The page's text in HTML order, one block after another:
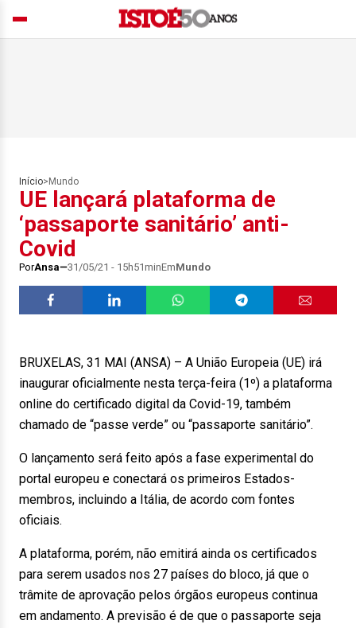
Início> Mundo
UE lançará plataforma de
‘passaporte sanitário’ anti-
Covid
PorAnsa 31/05/21 - 15h51minEmMundo
BRUXELAS, 31 MAI (ANSA) – A União Europeia (UE) irá
inaugurar oficialmente nesta terça-feira (1º) a plataforma
online do certificado digital da Covid-19, também
chamado de “passe verde” ou “passaporte sanitário”.
O lançamento será feito após a fase experimental do
portal europeu e conectará os primeiros Estados-
membros, incluindo a Itália, de acordo com fontes
oficiais.
A plataforma, porém, não emitirá ainda os certificados
para serem usados nos 27 países do bloco, já que o
trâmite de aprovação pelos órgãos europeus continua
em andamento. A previsão é de que o passaporte seja